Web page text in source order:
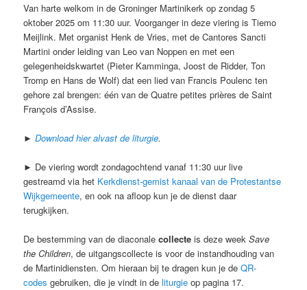
Van harte welkom in de Groninger Martinikerk op zondag 5
oktober 2025 om 11:30 uur. Voorganger in deze viering is Tiemo
Meijlink. Met organist Henk de Vries, met de Cantores Sancti
Martini onder leiding van Leo van Noppen en met een
gelegenheidskwartet (Pieter Kamminga, Joost de Ridder, Ton
Tromp en Hans de Wolf) dat een lied van Francis Poulenc ten
gehore zal brengen: één van de Quatre petites prières de Saint
François d’Assise.
►Download hier alvast de liturgie.
► De viering wordt zondagochtend vanaf 11:30 uur live
gestreamd via het Kerkdienst-gemist kanaal van de Protestantse
Wijkgemeente, en ook na afloop kun je de dienst daar
terugkijken.
De bestemming van de diaconalecollecte is deze weekSave
the Children, de uitgangscollecte is voor de instandhouding van
de Martinidiensten. Om hieraan bij te dragen kun je deQR-
codes gebruiken, die je vindt in deliturgie op pagina 17.